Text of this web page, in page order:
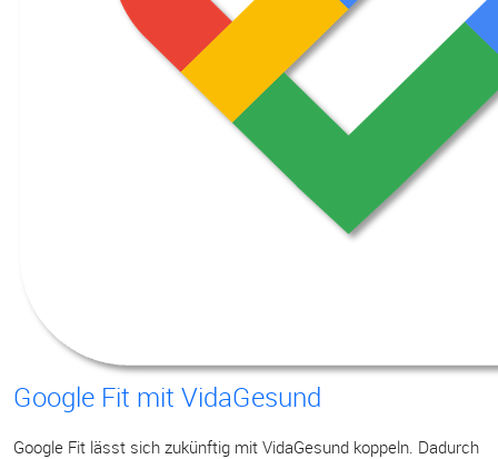
Google Fit mit VidaGesund
Google Fit lässt sich zukünftig mit VidaGesund koppeln. Dadurch